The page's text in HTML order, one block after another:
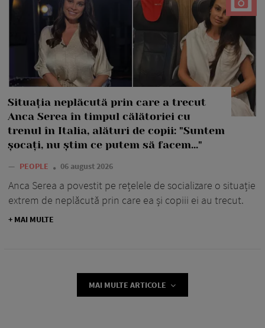
Situația neplăcută prin care a trecut
Anca Serea în timpul călătoriei cu
trenul în Italia, alături de copii: "Suntem
șocați, nu știm ce putem să facem..."
— PEOPLE 06 august 2026
Anca Serea a povestit pe rețelele de socializare o situație
extrem de neplăcută prin care ea și copiii ei au trecut.
+ MAI MULTE
MAI MULTE ARTICOLE